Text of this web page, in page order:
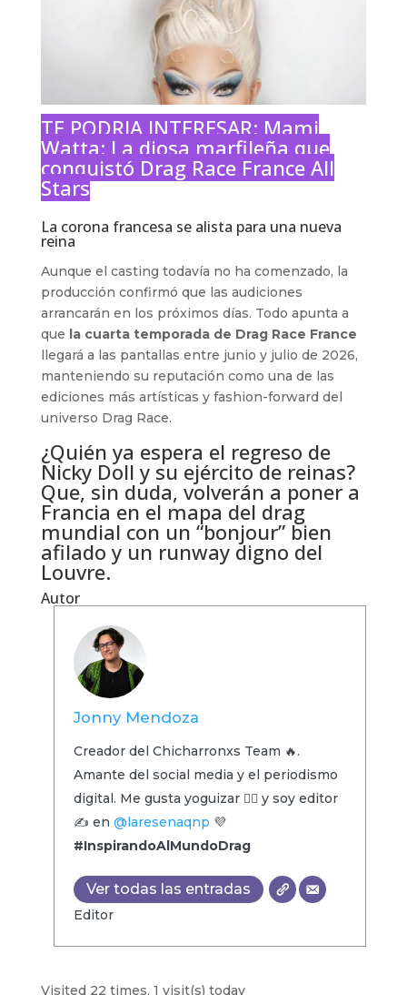
TE PODRIA INTERESAR: Mami
Watta: La diosa marfileña que
conquistó Drag Race France All
Stars
La corona francesa se alista para una nueva
reina
Aunque el casting todavía no ha comenzado, la
producción confirmó que las audiciones
arrancarán en los próximos días. Todo apunta a
que la cuarta temporada de Drag Race France
llegará a las pantallas entre junio y julio de 2026,
manteniendo su reputación como una de las
ediciones más artísticas y fashion-forward del
universo Drag Race.
¿Quién ya espera el regreso de
Nicky Doll y su ejército de reinas?
Que, sin duda, volverán a poner a
Francia en el mapa del drag
mundial con un “bonjour” bien
afilado y un runway digno del
Louvre.
Autor
Jonny Mendoza
Creador del Chicharronxs Team 🔥.
Amante del social media y el periodismo
digital. Me gusta yoguizar 🧘‍♂️ y soy editor
✍️ en @laresenaqnp 💜
#InspirandoAlMundoDrag
Ver todas las entradas
Editor
Visited 22 times, 1 visit(s) today